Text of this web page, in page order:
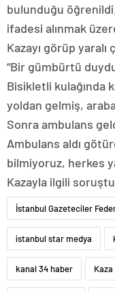
bulunduğu
ifadesi alınmak
Kazayı görüp
“Bir gümbürtü
Bisikletli kulağında
yoldan gelmiş,
Sonra ambulans
Ambulans aldı
bilmiyoruz, herkes
Kazayla ilgili
İstanbul Gazeteciler
istanbul star medya
kanal 34 haber Kaza